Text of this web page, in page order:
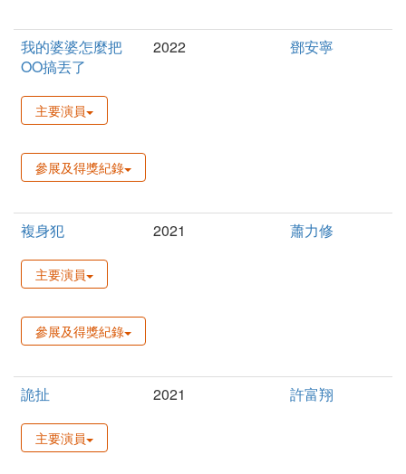
我的婆婆怎麼把
OO搞丟了
2022 鄧安寧
主要演員
參展及得獎紀錄
複身犯 2021 蕭力修
主要演員
參展及得獎紀錄
詭扯 2021 許富翔
主要演員